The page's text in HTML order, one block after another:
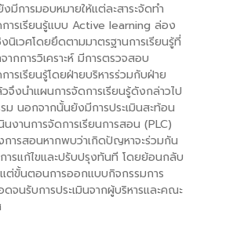
มีการมอบหมายให้แต่ละสาระจัดทำ
ารเรียนรู้แบบ Active learning ล่อง
นิเวศโดยยึดตามมาตรฐานการเรียนรู้ที่
กการวิเคราะห์ มีการตรวจสอบ
ารเรียนรู้โดยฝ่ายบริหารร่วมกับฝ่าย
จึงนำแผนการจัดการเรียนรู้ดังกล่าวไป
ม นอกจากนั้นยังมีการประเมินสะท้อน
นงานการจัดการเรียนการสอน (PLC)
ารสอนหากพบว่าเกิดปัญหาจะร่วมกัน
ารแก้ไขและปรับปรุงทันที โดยย้อนกลับ
ต่ขั้นตอนการออกแบบกิจกรรมการ
จนรับการประเมินจากผู้บริหารและคณะ